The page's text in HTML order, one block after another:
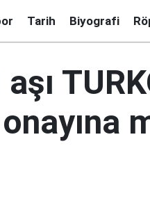
Tarih Biyografi